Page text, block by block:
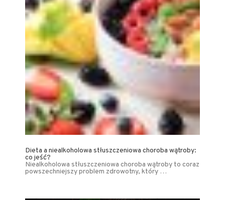
Dieta a niealkoholowa stłuszczeniowa choroba wątroby:
co jeść?
Niealkoholowa stłuszczeniowa choroba wątroby to coraz
powszechniejszy problem zdrowotny, który …